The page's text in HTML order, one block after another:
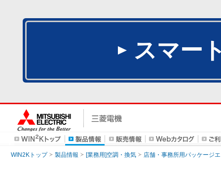
スマー
WIN2Kトップ 製品情報 [業務用]空調・換気 店舗・事務所用パッケージ